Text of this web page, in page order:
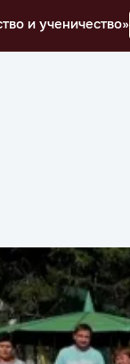
и ученичество»